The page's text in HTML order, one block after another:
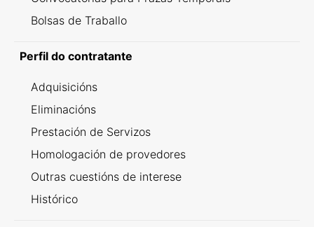
Bolsas de Traballo
Perfil do contratante
Adquisicións
Eliminacións
Prestación de Servizos
Homologación de provedores
Outras cuestións de interese
Histórico